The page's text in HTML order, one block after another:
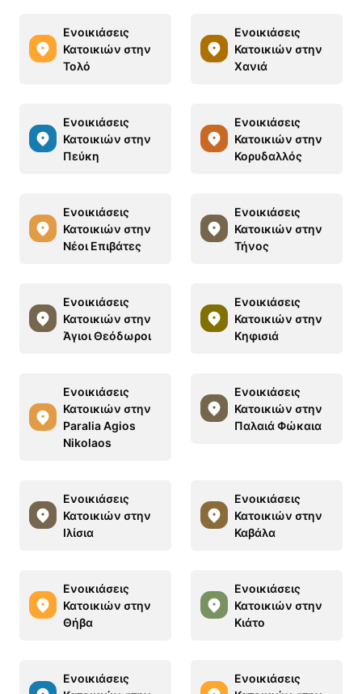
Ενοικιάσεις
Κατοικιών στην
Τολό
Ενοικιάσεις
Κατοικιών στην
Χανιά
Ενοικιάσεις
Κατοικιών στην
Πεύκη
Ενοικιάσεις
Κατοικιών στην
Κορυδαλλός
Ενοικιάσεις
Κατοικιών στην
Νέοι Επιβάτες
Ενοικιάσεις
Κατοικιών στην
Τήνος
Ενοικιάσεις
Κατοικιών στην
Άγιοι Θεόδωροι
Ενοικιάσεις
Κατοικιών στην
Κηφισιά
Ενοικιάσεις
Κατοικιών στην
Paralia Agios
Nikolaos
Ενοικιάσεις
Κατοικιών στην
Παλαιά Φώκαια
Ενοικιάσεις
Κατοικιών στην
Ιλίσια
Ενοικιάσεις
Κατοικιών στην
Καβάλα
Ενοικιάσεις
Κατοικιών στην
Θήβα
Ενοικιάσεις
Κατοικιών στην
Κιάτο
Ενοικιάσεις
Ενοικιάσεις